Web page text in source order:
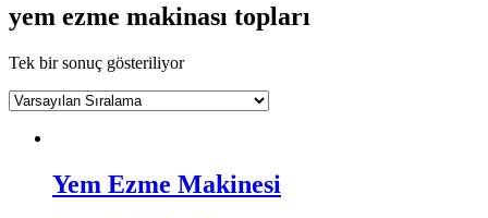
yem ezme makinası topları
Tek bir sonuç gösteriliyor
Yem Ezme Makinesi